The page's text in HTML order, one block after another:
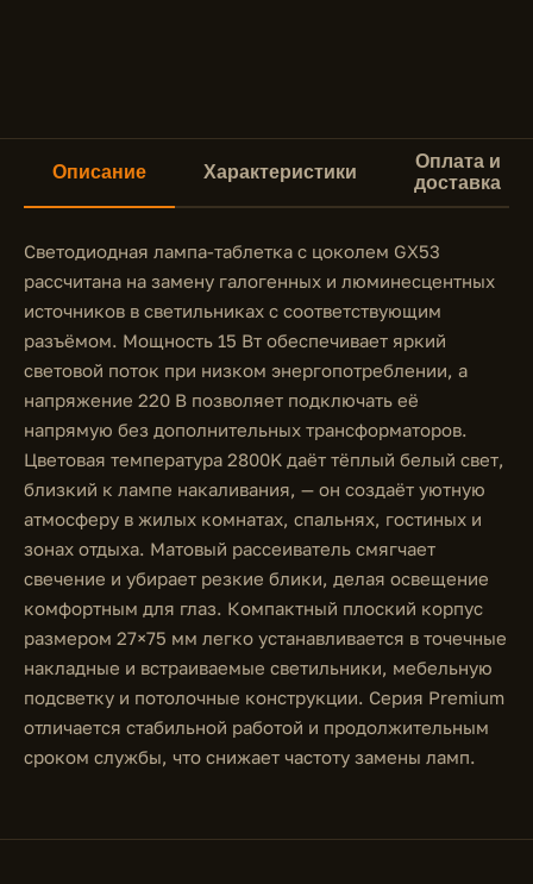
Описание Характеристики
Оплата и
доставка
Светодиодная лампа-таблетка с цоколем GX53
рассчитана на замену галогенных и люминесцентных
источников в светильниках с соответствующим
разъёмом. Мощность 15 Вт обеспечивает яркий
световой поток при низком энергопотреблении, а
напряжение 220 В позволяет подключать её
напрямую без дополнительных трансформаторов.
Цветовая температура 2800K даёт тёплый белый свет,
близкий к лампе накаливания, — он создаёт уютную
атмосферу в жилых комнатах, спальнях, гостиных и
зонах отдыха. Матовый рассеиватель смягчает
свечение и убирает резкие блики, делая освещение
комфортным для глаз. Компактный плоский корпус
размером 27×75 мм легко устанавливается в точечные
накладные и встраиваемые светильники, мебельную
подсветку и потолочные конструкции. Серия Premium
отличается стабильной работой и продолжительным
сроком службы, что снижает частоту замены ламп.